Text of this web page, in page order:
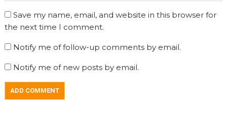
Save my name, email, and website in this browser for
the next time I comment.
Notify me of follow-up comments by email.
Notify me of new posts by email.